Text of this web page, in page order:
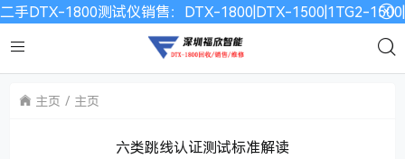
二手DTX-1800测试仪销售：DTX-1800|DTX-1500|1TG2-
主页 主页
六类跳线认证测试标准解读